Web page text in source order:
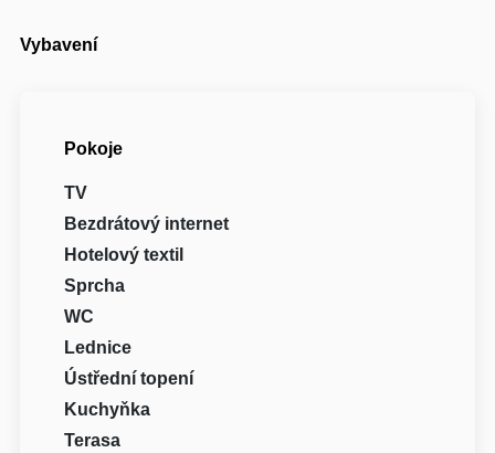
Vybavení
Pokoje
TV
Bezdrátový internet
Hotelový textil
Sprcha
WC
Lednice
Ústřední topení
Kuchyňka
Terasa